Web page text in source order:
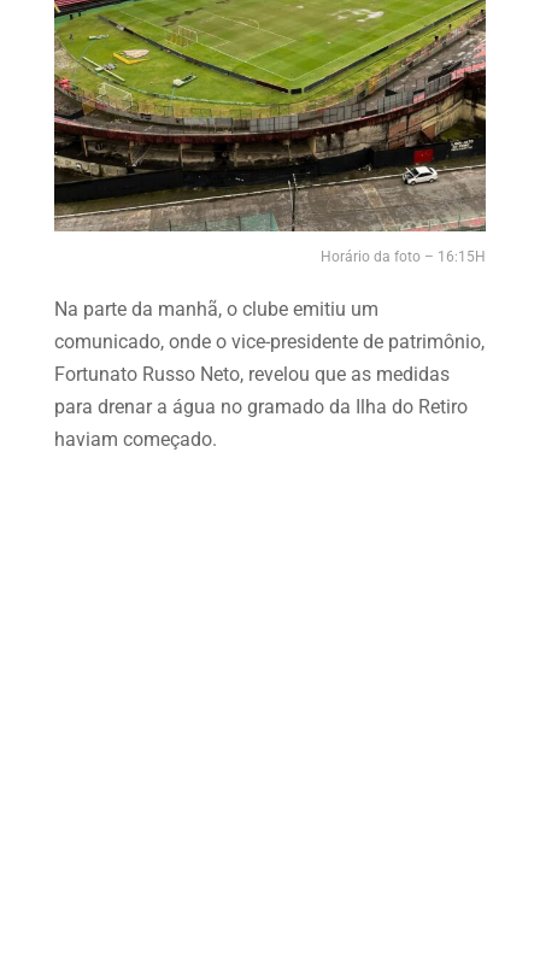
Horário da foto – 16:15H
Na parte da manhã, o clube emitiu um
comunicado, onde o vice-presidente de patrimônio,
Fortunato Russo Neto, revelou que as medidas
para drenar a água no gramado da Ilha do Retiro
haviam começado.